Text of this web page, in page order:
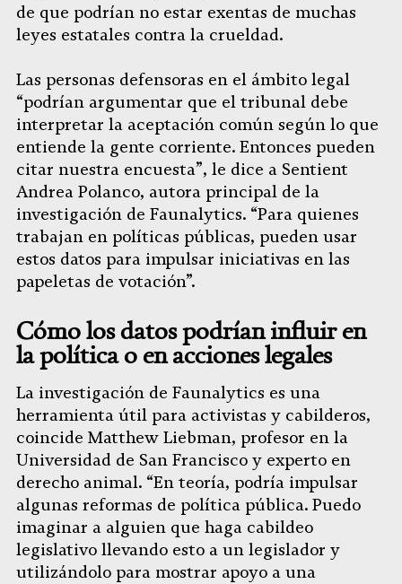
de que podrían no estar exentas de muchas
leyes estatales contra la crueldad.
Las personas defensoras en el ámbito legal
“podrían argumentar que el tribunal debe
interpretar la aceptación común según lo que
entiende la gente corriente. Entonces pueden
citar nuestra encuesta”, le dice a Sentient
Andrea Polanco, autora principal de la
investigación de Faunalytics. “Para quienes
trabajan en políticas públicas, pueden usar
estos datos para impulsar iniciativas en las
papeletas de votación”.
Cómo los datos podrían influir en
la política o en acciones legales
La investigación de Faunalytics es una
herramienta útil para activistas y cabilderos,
coincide Matthew Liebman, profesor en la
Universidad de San Francisco y experto en
derecho animal. “En teoría, podría impulsar
algunas reformas de política pública. Puedo
imaginar a alguien que haga cabildeo
legislativo llevando esto a un legislador y
utilizándolo para mostrar apoyo a una